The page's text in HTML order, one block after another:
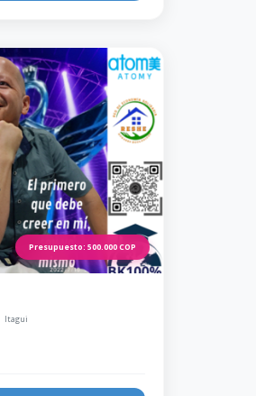
Presupuesto: 500.000COP
Itagui